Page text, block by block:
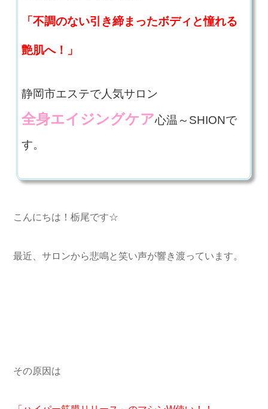
「不調のない引き締まったボディと憧れる
艶肌へ！」
静岡市エステで人気サロン
全身エイジングケア心温～SHIONで
す。
こんにちは！栃尾です☆
最近、サロンから悲鳴と笑い声が響き渡っています。
その原因は